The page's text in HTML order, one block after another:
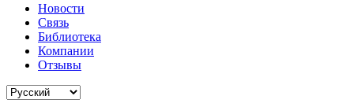
Новости
Связь
Библиотека
Компании
Отзывы